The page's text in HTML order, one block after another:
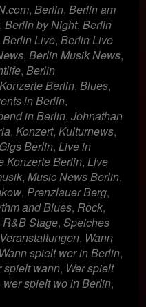
, Berlin, Berlin am
, Berlin by Night, Berlin
Berlin Live, Berlin Live
, Berlin Musik News,
, Berlin
Berlin, Blues,
in Berlin,
in Berlin, Johnathan
, Konzert, Kulturnews,
Berlin, Live in
Konzerte Berlin, Live
, Music News Berlin,
, Prenzlauer Berg,
and Blues, Rock,
Stage, Speiches
Veranstaltungen, Wann
Wann spielt wer in Berlin,
spielt wann, Wer spielt
wer spielt wo in Berlin,